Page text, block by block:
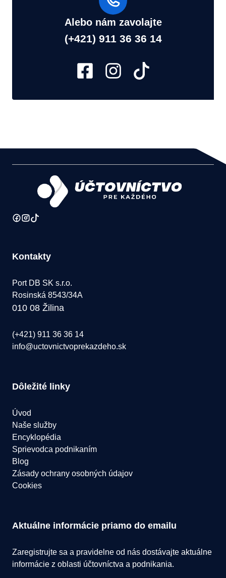
Alebo nám zavolajte
(+421) 911 36 36 14
Kontakty
Port DB SK s.r.o.
Rosinská 8543/34A
010 08 Žilina
(+421) 911 36 36 14
info@uctovnictvoprekazdeho.sk
Dôležité linky
Úvod
Naše služby
Encyklopédia
Sprievodca podnikaním
Blog
Zásady ochrany osobných údajov
Cookies
Aktuálne informácie priamo do emailu
Zaregistrujte sa a pravidelne od nás dostávajte aktuálne
informácie z oblasti účtovníctva a podnikania.